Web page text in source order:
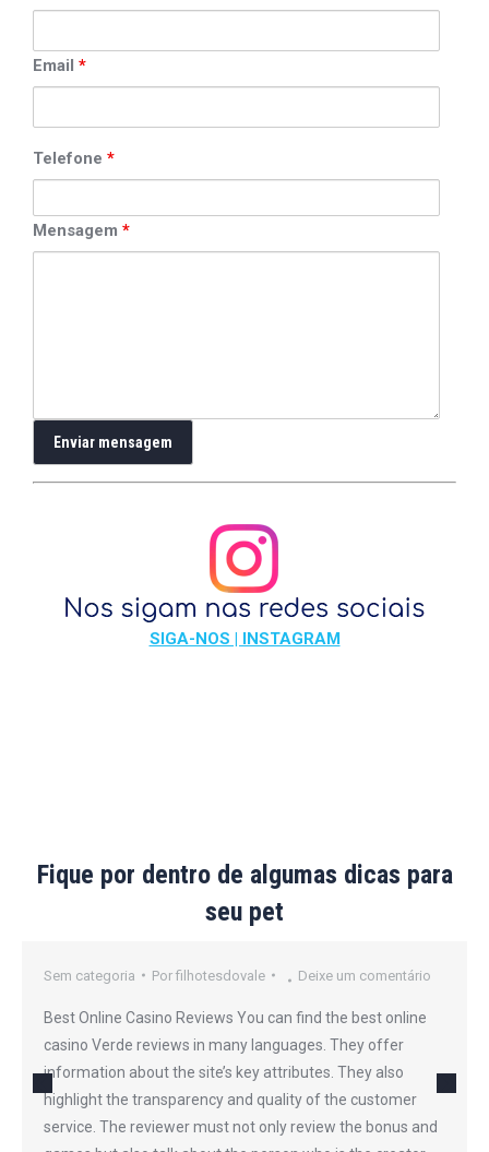
Email *
Telefone *
Mensagem *
SIGA-NOS | INSTAGRAM
Fique por dentro de algumas dicas para
seu pet
Sem categoria Por filhotesdovale Deixe um comentário
Best Online Casino Reviews You can find the best online
casino Verde reviews in many languages. They offer
information about the site’s key attributes. They also
highlight the transparency and quality of the customer
service. The reviewer must not only review the bonus and